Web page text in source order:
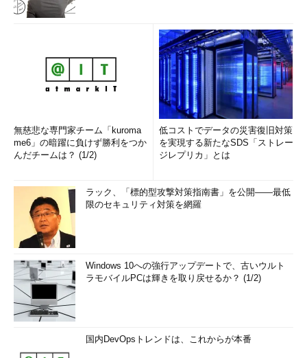
無慈悲な専門家チーム「kuroma
me6」の暗躍に負けず勝利をつか
んだチームは？ (1/2)
低コストでデータの災害復旧対策
を実現する新たなSDS「ストレー
ジレプリカ」とは
ラック、「標的型攻撃対策指南書」を公開――最低
限のセキュリティ対策を網羅
Windows 10への強行アップデートで、古いウルト
ラモバイルPCは輝きを取り戻せるか？ (1/2)
国内DevOpsトレンドは、これからが本番